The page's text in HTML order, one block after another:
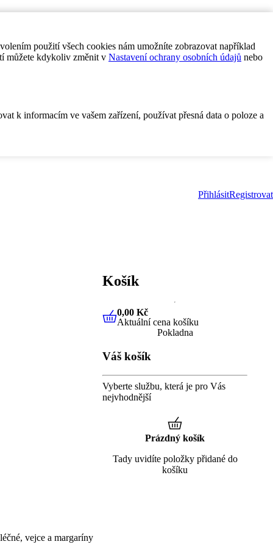
použití všech cookies nám umožníte zobrazovat například
můžete kdykoliv změnit v Nastavení ochrany osobních údajů nebo
k informacím ve vašem zařízení, používat přesná data o poloze a
PřihlásitRegistrovat
vejce a margaríny
Košík
0,00 KčAktuální cena košíku
0,00 Kč
Aktuální cena košíku
Pokladna
Váš košík
Vyberte službu, která je pro Vás
nejvhodnější
Prázdný košík
Tady uvidíte položky přidané do
košíku